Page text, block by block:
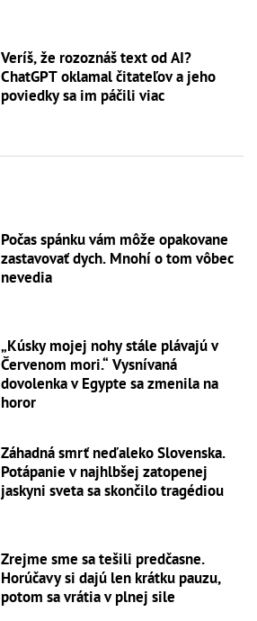
Veríš, že rozoznáš text od AI?
ChatGPT oklamal čitateľov a jeho
poviedky sa im páčili viac
Počas spánku vám môže opakovane
zastavovať dych. Mnohí o tom vôbec
nevedia
„Kúsky mojej nohy stále plávajú v
Červenom mori.“ Vysnívaná
dovolenka v Egypte sa zmenila na
horor
Záhadná smrť neďaleko Slovenska.
Potápanie v najhlbšej zatopenej
jaskyni sveta sa skončilo tragédiou
Zrejme sme sa tešili predčasne.
Horúčavy si dajú len krátku pauzu,
potom sa vrátia v plnej sile